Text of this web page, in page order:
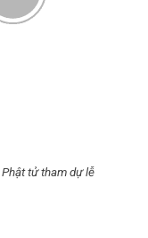
tử tham dự lễ